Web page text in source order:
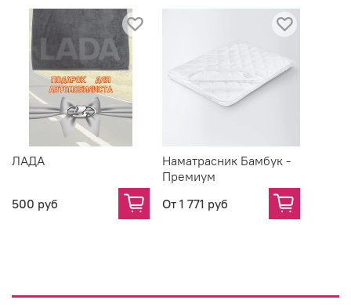
ЛАДА
500 руб
Наматрасник Бамбук -
Премиум
От 1 771 руб